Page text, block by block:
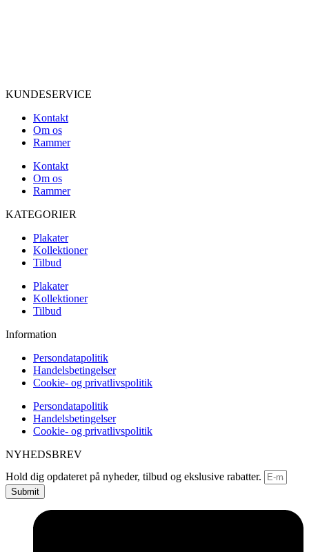
KUNDESERVICE
Kontakt
Om os
Rammer
Kontakt
Om os
Rammer
KATEGORIER
Plakater
Kollektioner
Tilbud
Plakater
Kollektioner
Tilbud
Information
Persondatapolitik
Handelsbetingelser
Cookie- og privatlivspolitik
Persondatapolitik
Handelsbetingelser
Cookie- og privatlivspolitik
NYHEDSBREV
Hold dig opdateret på nyheder, tilbud og ekslusive rabatter.
Submit